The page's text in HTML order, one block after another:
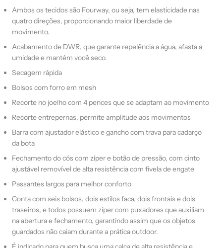
Ambos os tecidos são Fourway, ou seja, tem elasticidade nas
quatro direções, proporcionando maior liberdade de
movimento.
Acabamento de DWR, que garante repelência a água, afasta a
umidade e mantém você seco.
Secagem rápida
Bolsos com forro em mesh
Recorte no joelho com 4 pences que se adaptam ao movimento
Recorte entrepernas, permite amplitude aos movimentos
Barra com ajustador elástico e gancho com trava para cadarço
da bota
Fechamento do cós com zíper e botão de pressão, com cinto
ajustável removível de alta resistência com fivela de engate
Passantes largos para melhor conforto
Conta com seis bolsos, dois estilos faca, dois frontais e dois
traseiros, e todos possuem zíper com puxadores que auxiliam
na abertura e fechamento, garantindo assim que os objetos
guardados não caiam durante a prática outdoor.